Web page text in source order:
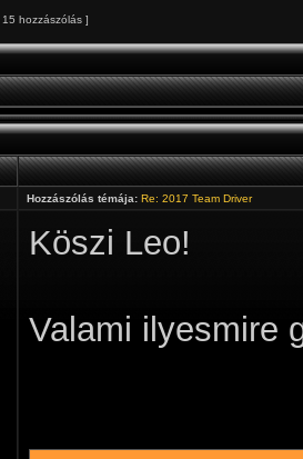
15 hozzászólás ]
Hozzászólás témája: Re: 2017 Team Driver
Köszi Leo!
Valami ilyesmire